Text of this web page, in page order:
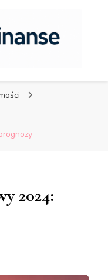
2024: